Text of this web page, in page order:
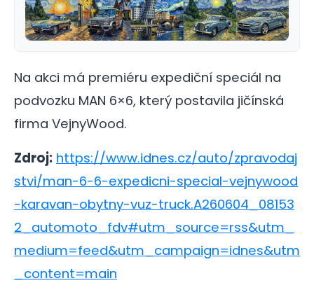
Na akci má premiéru expediční speciál na
podvozku MAN 6×6, který postavila jičínská
firma VejnyWood.
Zdroj: https://www.idnes.cz/auto/zpravodaj
stvi/man-6-6-expedicni-special-vejnywood
-karavan-obytny-vuz-truck.A260604_08153
2_automoto_fdv#utm_source=rss&utm_
medium=feed&utm_campaign=idnes&utm
_content=main